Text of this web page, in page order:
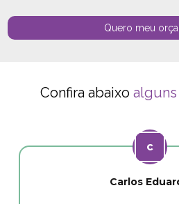
Quero meu
Confira abaixo
Carlos